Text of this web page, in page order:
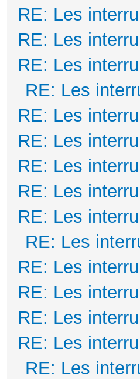
RE: Les
RE: Les
RE: Les
RE: Les
RE: Les
RE: Les
RE: Les
RE: Les
RE: Les
RE: Les
RE: Les
RE: Les
RE: Les
RE: Les
RE: Les